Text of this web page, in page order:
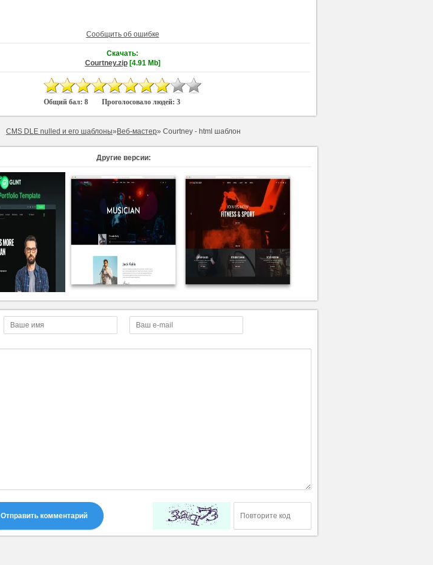
Сообщить об ошибке
Скачать:
Courtney.zip[4.91 Mb]
Общий бал: 8 Проголосовало людей: 3
CMS DLE nulled и его шаблоны» Веб-мастер» Courtney - html шаблон
Другие версии:
Отправить комментарий